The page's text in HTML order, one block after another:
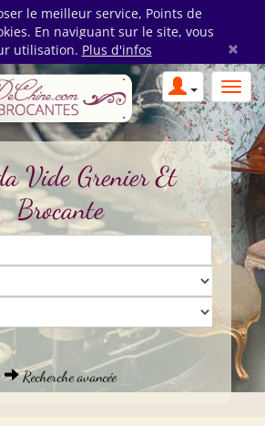
le meilleur service, Points de
En naviguant sur le site, vous
utilisation. Plus d'infos ×
Vide Grenier Et
Brocante
Recherche avancée